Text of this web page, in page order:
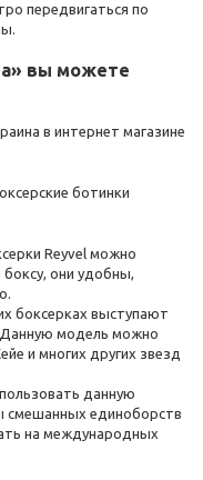
передвигаться по
вы можете
в интернет магазине
ботинки
Reyvel можно
они удобны,
боксерках выступают
модель можно
и многих других звезд
данную
смешанных единоборств
на международных